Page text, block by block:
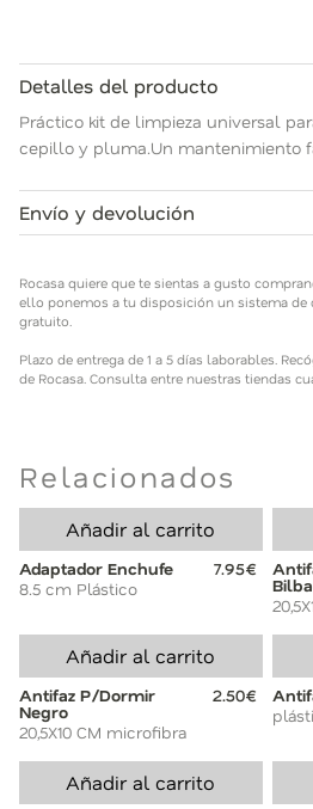
Detalles del producto
Práctico kit de limpieza universal
cepillo y pluma.Un mantenimiento
Envío y devolución
productos y por ello ponemos a tu
devoluciones sencillo y gratuito.
cualquier tienda de Rocasa.
Rocasa quiere que te sientas a gusto
ello ponemos a tu disposición un sistema
gratuito.
Plazo de entrega de 1 a 5 días laborables.
de Rocasa. Consulta entre nuestras tiendas
Relacionados
Añadir al carrito
Adaptador Enchufe
7.95€
8.5 cm Plástico
Añadir al carrito
Antifaz P/Dormir
Negro
2.50€
20,5X10 CM microfibra
Añadir al carrito